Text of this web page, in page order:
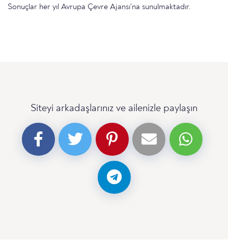
Sonuçlar her yıl Avrupa Çevre Ajansı'na sunulmaktadır.
Siteyi arkadaşlarınız ve ailenizle paylaşın